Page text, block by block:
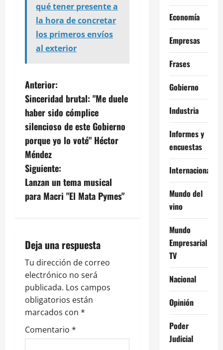
qué tener presente a
la hora de concretar
los primeros envíos
al exterior
N
a
v
e
g
a
ó
n
d
e
e
Anterior:
Sinceridad brutal: "Me duele
haber sido cómplice
silencioso de este Gobierno
porque yo lo voté" Héctor
Méndez
Siguiente:
Lanzan un tema musical
para Macri "El Mata Pymes"
Deja una respuesta
Tu dirección de correo
electrónico no será
publicada. Los campos
obligatorios están
marcados con *
Comentario *
Economía
Empresas
Frases
Gobierno
Industria
Informes y
encuestas
Internacional
Mundo del
vino
Mundo
Empresarial
TV
Nacional
Opinión
Poder
Judicial